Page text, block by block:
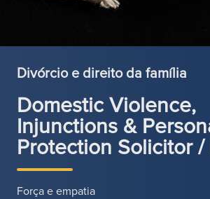
Divórcio e direito da família
Domestic Violence,
Injunctions &
Protection Solicitor
Força e empatia